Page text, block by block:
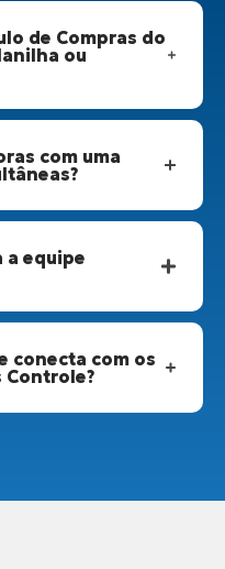
de Compras do
ou
com uma
a equipe
conecta com os
Controle?